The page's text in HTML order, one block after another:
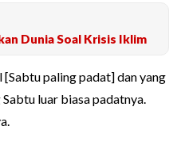
Dunia Soal Krisis Iklim
paling padat] dan yang
luar biasa padatnya.